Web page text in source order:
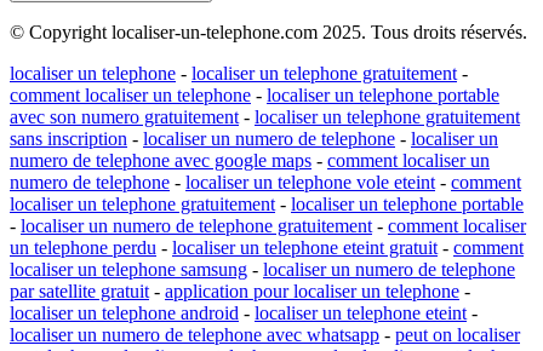
© Copyright localiser-un-telephone.com 2025. Tous droits réservés.
localiser un telephone - localiser un telephone gratuitement -
comment localiser un telephone - localiser un telephone portable
avec son numero gratuitement - localiser un telephone gratuitement
sans inscription - localiser un numero de telephone - localiser un
numero de telephone avec google maps - comment localiser un
numero de telephone - localiser un telephone vole eteint - comment
localiser un telephone gratuitement - localiser un telephone portable
- localiser un numero de telephone gratuitement - comment localiser
un telephone perdu - localiser un telephone eteint gratuit - comment
localiser un telephone samsung - localiser un numero de telephone
par satellite gratuit - application pour localiser un telephone -
localiser un telephone android - localiser un telephone eteint -
localiser un numero de telephone avec whatsapp - peut on localiser